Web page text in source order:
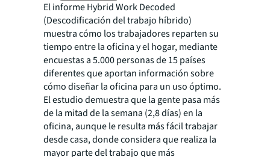
El informeHybrid Work Decoded
(Descodificación del trabajo híbrido)
muestra cómo los trabajadores reparten su
tiempo entre la oficina y el hogar, mediante
encuestas a 5.000 personas de 15 países
diferentes que aportan información sobre
cómo diseñar la oficina para un uso óptimo.
El estudio demuestra que la gente pasa más
de la mitad de la semana (2,8 días) en la
oficina, aunque le resulta más fácil trabajar
desde casa, donde considera que realiza la
mayor parte del trabajo que más